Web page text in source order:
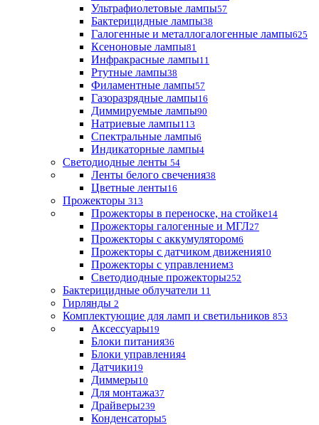
Ультрафиолетовые лампы57
Бактерицидные лампы38
Галогенные и металлогалогенные лампы625
Ксеноновые лампы81
Инфракрасные лампы11
Ртутные лампы38
Филаментные лампы57
Газоразрядные лампы16
Диммируемые лампы90
Натриевые лампы113
Спектральные лампы6
Индикаторные лампы4
Светодиодные ленты 54
Ленты белого свечения38
Цветные ленты16
Прожекторы 313
Прожекторы в переноске, на стойке14
Прожекторы галогенные и МГЛ27
Прожекторы с аккумулятором6
Прожекторы с датчиком движения10
Прожекторы с управлением3
Светодиодные прожекторы252
Бактерицидные облучатели 11
Гирлянды 2
Комплектующие для ламп и светильников 853
Аксессуары19
Блоки питания36
Блоки управления4
Датчики19
Диммеры10
Для монтажа37
Драйверы239
Конденсаторы5